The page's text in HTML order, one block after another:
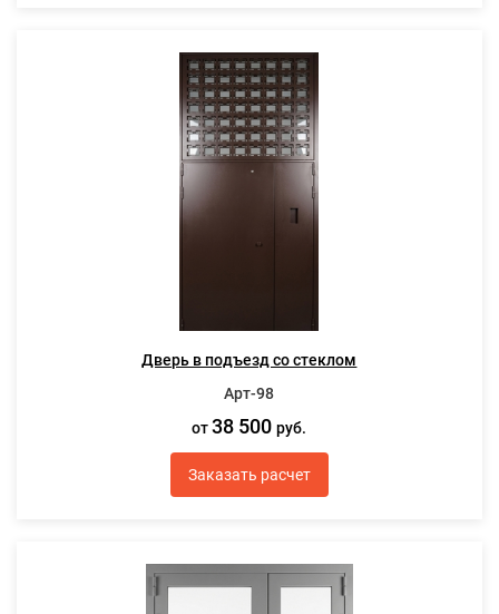
Дверь в подъезд со стеклом
Арт-98
от38 500руб.
Заказать расчет